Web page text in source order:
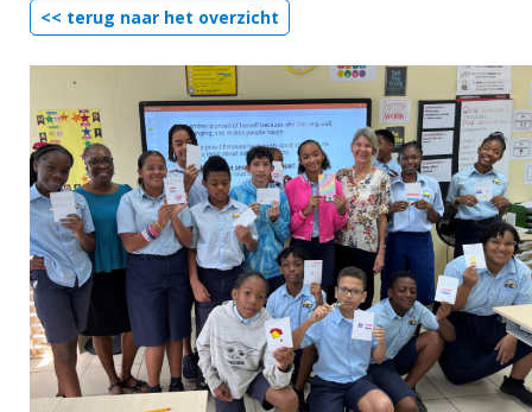
<< terug naar het overzicht